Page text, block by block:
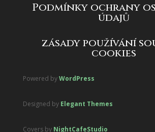
Podmínky ochrany
údajů
zásady používání
cookies
Powered byWordPress
Designed by Elegant Themes
Covers by NightCafeStudio